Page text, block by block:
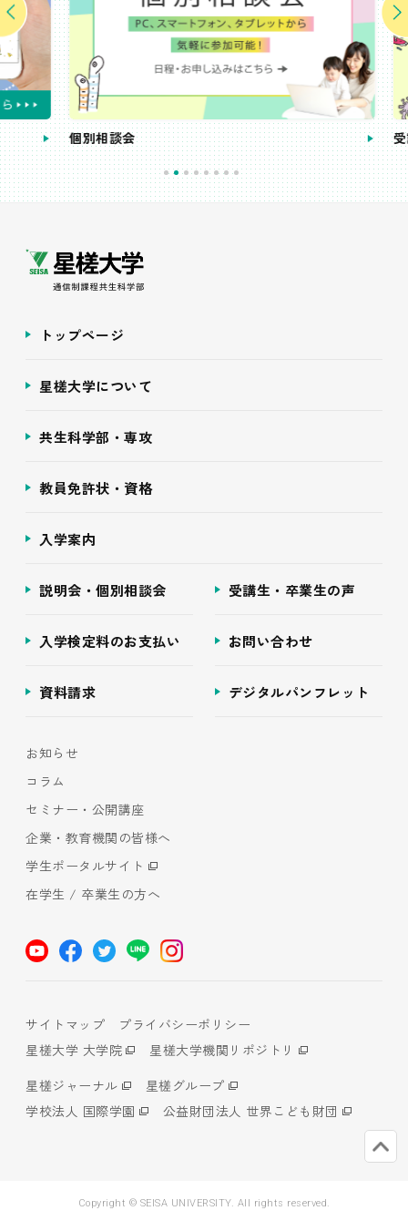
個別相談会 受講
トップページ
星槎大学について
共生科学部・専攻
教員免許状・資格
入学案内
説明会・個別相談会 受講生・卒業生の声
入学検定料のお支払い お問い合わせ
資料請求 デジタルパンフレット
お知らせ
コラム
セミナー・公開講座
企業・教育機関の皆様へ
学生ポータルサイト
在学生 / 卒業生の方へ
サイトマップ
プライバシーポリシー
星槎大学 大学院
星槎大学機関リポジトリ
星槎ジャーナル
星槎グループ
学校法人 国際学園
公益財団法人 世界こども財団
Copyright © SEISA UNIVERSITY. All rights reserved.